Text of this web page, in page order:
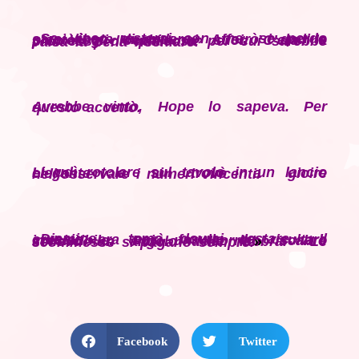
«Se vinco resterai con me, se perdo sarai libera di andare.» Afferrò i dadi e piantò gli occhi nei suoi. C’era la promessa di qualcosa per cui sarebbe valsa la pena rischiare.
Avrebbe vinto, Hope lo sapeva. Per questo accettò.
Li udì rotolare sul tavolo in un lancio elegante e si trovò a gioire nell’osservare i numeri vincenti.
«Diamine… temo dovrai restare.» Il cruccio era così fasullo da risultare irresistibile. Poi un sorriso scaltro sollevò un angolo delle labbra. «Le scommesse si pagano sempre.»
Facebook Twitter